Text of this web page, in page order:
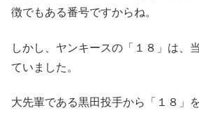
徴でもある番号ですからね。
しかし、ヤンキースの「１８」は、
ていました。
大先輩である黒田投手から「１８」